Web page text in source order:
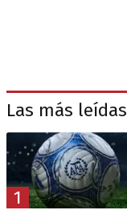
Las más leídas
1